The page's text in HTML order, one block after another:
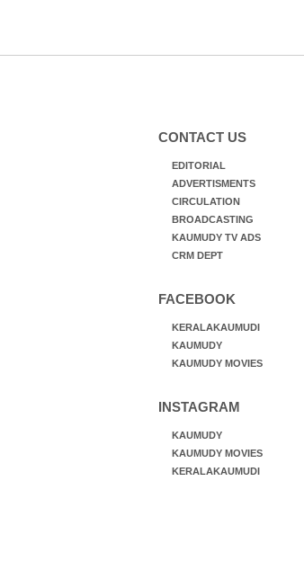
CONTACT US
EDITORIAL
ADVERTISMENTS
CIRCULATION
BROADCASTING
KAUMUDY TV ADS
CRM DEPT
FACEBOOK
KERALAKAUMUDI
KAUMUDY
KAUMUDY MOVIES
INSTAGRAM
KAUMUDY
KAUMUDY MOVIES
KERALAKAUMUDI